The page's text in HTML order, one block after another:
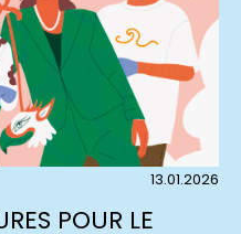
13.01.2026
POUR LE